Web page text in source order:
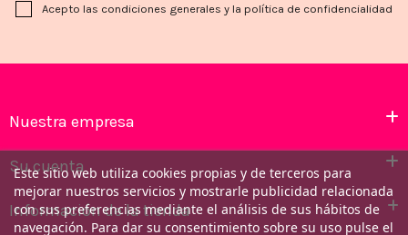
Acepto las condiciones generales y la política de confidencialidad
Nuestra empresa
Su cuenta
Información de la tienda
Este sitio web utiliza cookies propias y de terceros para
mejorar nuestros servicios y mostrarle publicidad relacionada
con sus preferencias mediante el análisis de sus hábitos de
navegación. Para dar su consentimiento sobre su uso pulse el